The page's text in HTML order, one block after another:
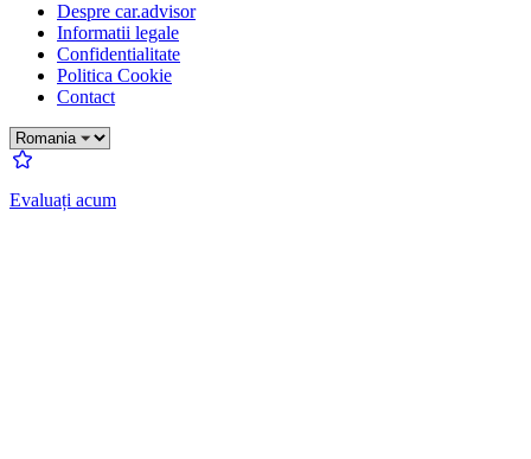
Despre car.advisor
Informatii legale
Confidentialitate
Politica Cookie
Contact
Evaluați acum